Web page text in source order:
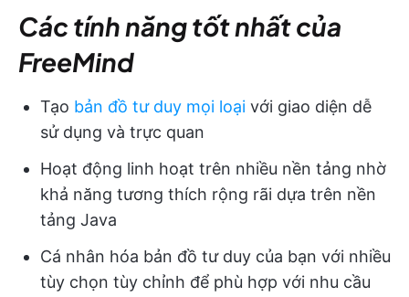
Các tính năng tốt nhất của
FreeMind
Tạo bản đồ tư duy mọi loại với giao diện dễ
sử dụng và trực quan
Hoạt động linh hoạt trên nhiều nền tảng nhờ
khả năng tương thích rộng rãi dựa trên nền
tảng Java
Cá nhân hóa bản đồ tư duy của bạn với nhiều
tùy chọn tùy chỉnh để phù hợp với nhu cầu